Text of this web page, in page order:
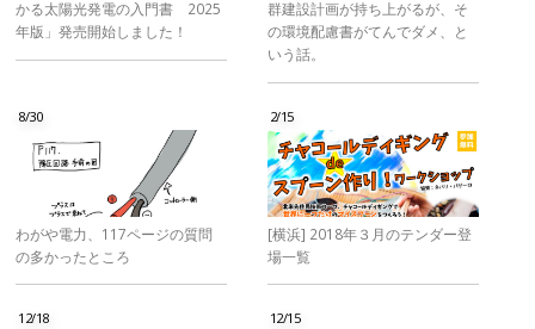
かる太陽光発電の入門書 2025
年版」発売開始しました！
群建設計画が持ち上がるが、そ
の環境配慮書がてんでダメ、と
いう話。
8/30
わがや電力、117ページの質問
の多かったところ
2/15
[横浜] 2018年３月のテンダー登
場一覧
12/18 12/15